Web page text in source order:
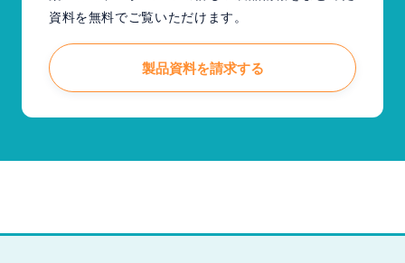
資料を無料でご覧いただけます。
製品資料を請求する